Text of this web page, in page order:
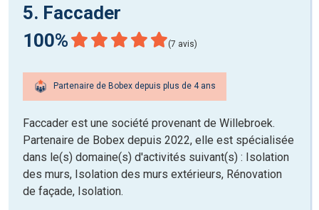
5. Faccader
100%
(7 avis)
Partenaire de Bobex depuis plus de 4 ans
Faccader est une société provenant de Willebroek.
Partenaire de Bobex depuis 2022, elle est spécialisée
dans le(s) domaine(s) d'activités suivant(s) : Isolation
des murs, Isolation des murs extérieurs, Rénovation
de façade, Isolation.